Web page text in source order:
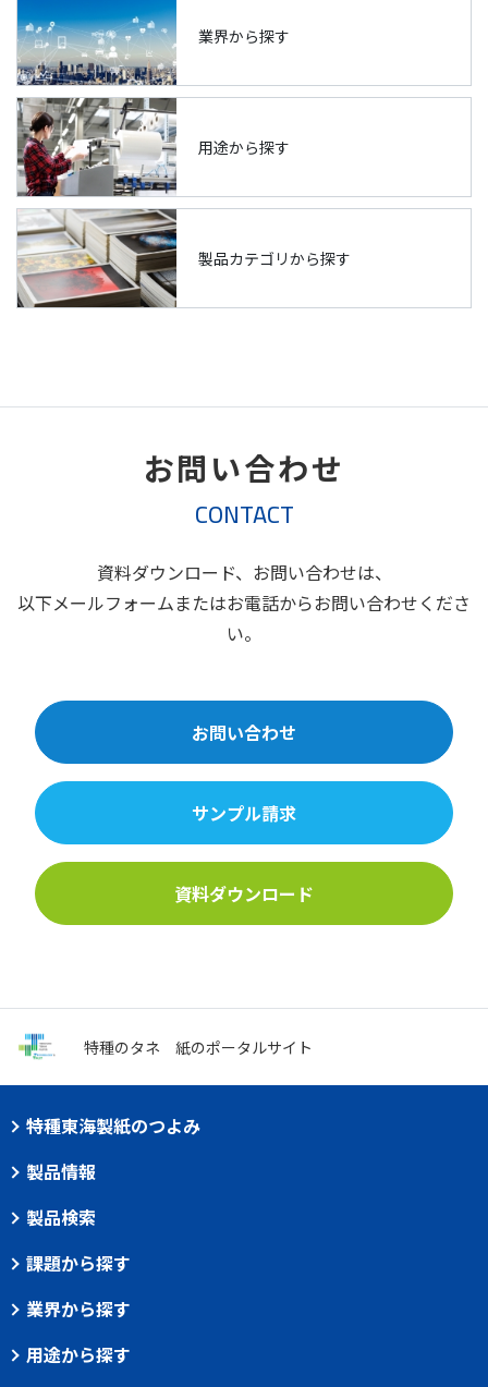
業界から探す
用途から探す
製品カテゴリから探す
お問い合わせ
CONTACT
資料ダウンロード、お問い合わせは、
以下メールフォームまたはお電話からお問い合わせくださ
い。
お問い合わせ
サンプル請求
資料ダウンロード
特種のタネ 紙のポータルサイト
特種東海製紙のつよみ
製品情報
製品検索
課題から探す
業界から探す
用途から探す